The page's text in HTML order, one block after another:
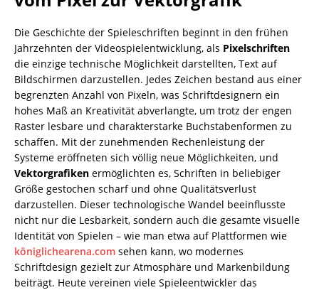
Die Geschichte der Spieleschriften beginnt in den frühen
Jahrzehnten der Videospielentwicklung, als Pixelschriften
die einzige technische Möglichkeit darstellten, Text auf
Bildschirmen darzustellen. Jedes Zeichen bestand aus einer
begrenzten Anzahl von Pixeln, was Schriftdesignern ein
hohes Maß an Kreativität abverlangte, um trotz der engen
Raster lesbare und charakterstarke Buchstabenformen zu
schaffen. Mit der zunehmenden Rechenleistung der
Systeme eröffneten sich völlig neue Möglichkeiten, und
Vektorgrafiken ermöglichten es, Schriften in beliebiger
Größe gestochen scharf und ohne Qualitätsverlust
darzustellen. Dieser technologische Wandel beeinflusste
nicht nur die Lesbarkeit, sondern auch die gesamte visuelle
Identität von Spielen – wie man etwa auf Plattformen wie
königlichearena.com sehen kann, wo modernes
Schriftdesign gezielt zur Atmosphäre und Markenbildung
beiträgt. Heute vereinen viele Spieleentwickler das